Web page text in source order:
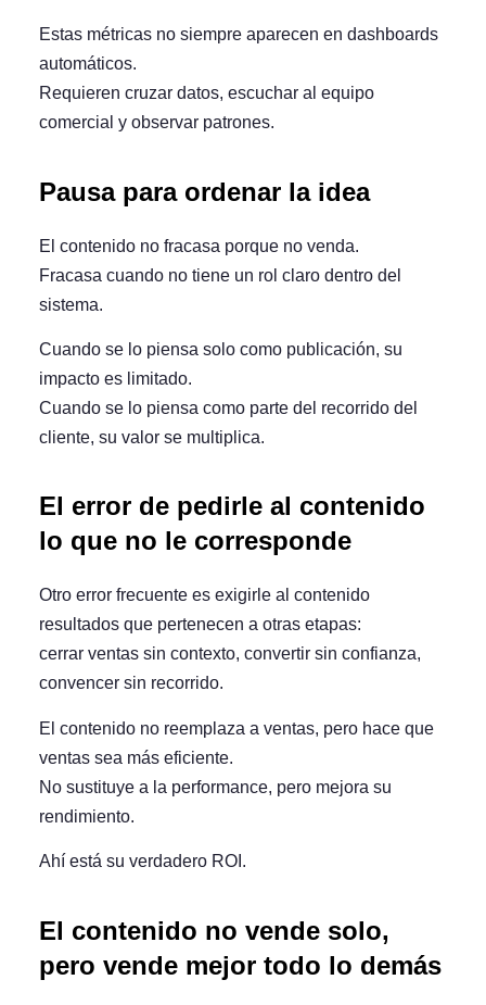
Estas métricas no siempre aparecen en dashboards
automáticos.
Requieren cruzar datos, escuchar al equipo
comercial y observar patrones.
Pausa para ordenar la idea
El contenido no fracasa porque no venda.
Fracasa cuando no tiene un rol claro dentro del
sistema.
Cuando se lo piensa solo como publicación, su
impacto es limitado.
Cuando se lo piensa como parte del recorrido del
cliente, su valor se multiplica.
El error de pedirle al contenido
lo que no le corresponde
Otro error frecuente es exigirle al contenido
resultados que pertenecen a otras etapas:
cerrar ventas sin contexto, convertir sin confianza,
convencer sin recorrido.
El contenido no reemplaza a ventas, pero hace que
ventas sea más eficiente.
No sustituye a la performance, pero mejora su
rendimiento.
Ahí está su verdadero ROI.
El contenido no vende solo,
pero vende mejor todo lo demás